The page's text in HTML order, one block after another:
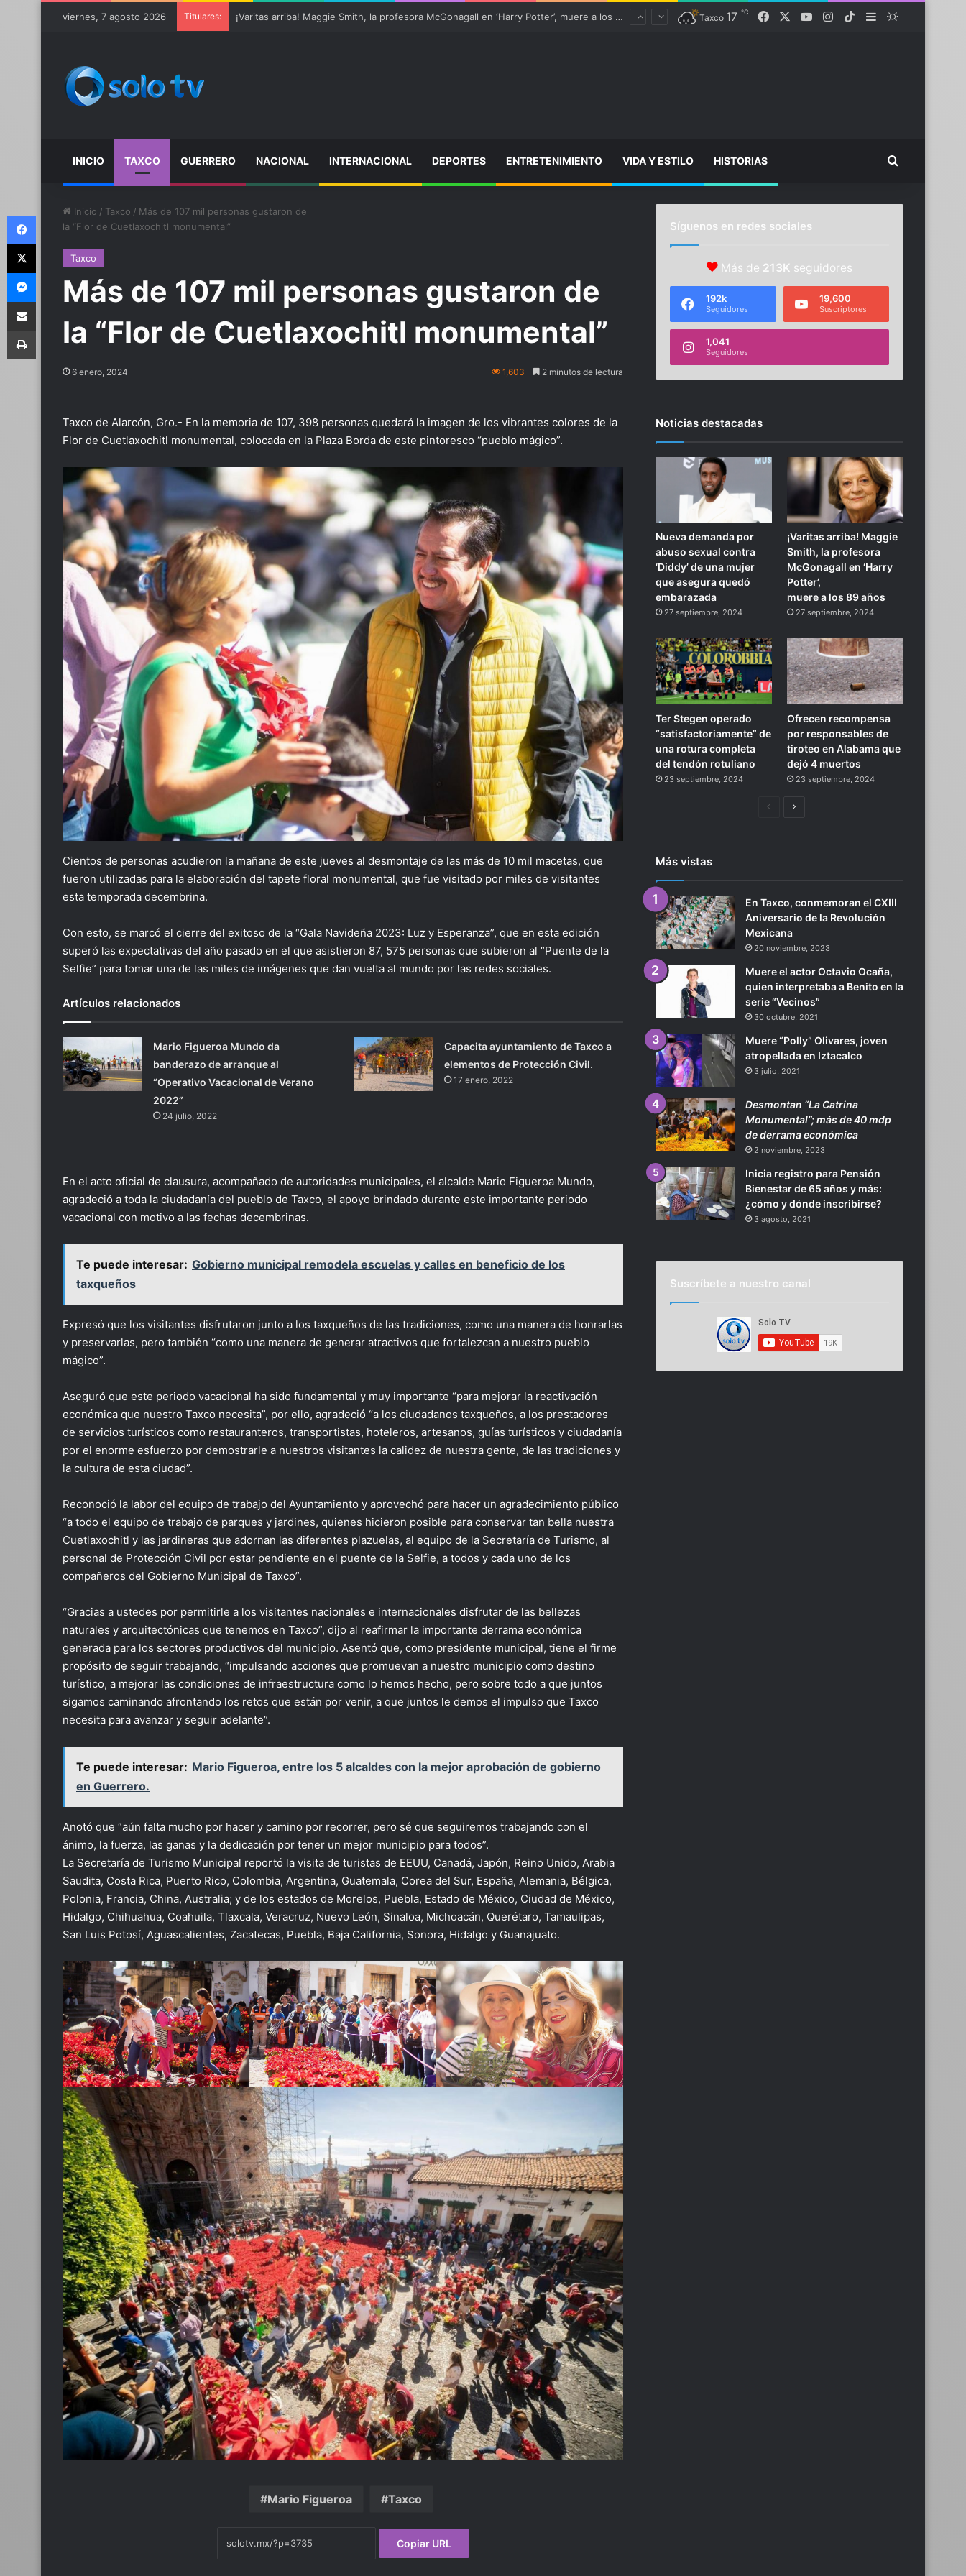
viernes, 7 agosto 2026 Titulares: Ter Stegen operado “satisfactoriamente” de una rotura completa del tendón rotuliano Taxco 17 ℃ FacebookYouTubeInstagram
TikTokSidebarSwitch skin
INICIO TAXCO GUERRERO NACIONAL INTERNACIONAL DEPORTES ENTRETENIMIENTO VIDA Y ESTILO HISTORIAS Buscar...
Inicio / Taxco / Más de 107 mil personas gustaron de
la “Flor de Cuetlaxochitl monumental”
Taxco
Más de 107 mil personas gustaron de
la “Flor de Cuetlaxochitl monumental”
6 enero, 2024 1,603 2 minutos de lectura
Taxco de Alarcón, Gro.- En la memoria de 107, 398 personas quedará la imagen de los vibrantes colores de la
Flor de Cuetlaxochitl monumental, colocada en la Plaza Borda de este pintoresco “pueblo mágico”.
Cientos de personas acudieron la mañana de este jueves al desmontaje de las más de 10 mil macetas, que
fueron utilizadas para la elaboración del tapete floral monumental, que fue visitado por miles de visitantes
esta temporada decembrina.
Con esto, se marcó el cierre del exitoso de la “Gala Navideña 2023: Luz y Esperanza”, que en esta edición
superó las expectativas del año pasado en el que asistieron 87, 575 personas que subieron al “Puente de la
Selfie” para tomar una de las miles de imágenes que dan vuelta al mundo por las redes sociales.
Artículos relacionados
Mario Figueroa Mundo da
banderazo de arranque al
“Operativo Vacacional de Verano
2022”
24 julio, 2022
Capacita ayuntamiento de Taxco a
elementos de Protección Civil.
17 enero, 2022
En el acto oficial de clausura, acompañado de autoridades municipales, el alcalde Mario Figueroa Mundo,
agradeció a toda la ciudadanía del pueblo de Taxco, el apoyo brindado durante este importante periodo
vacacional con motivo a las fechas decembrinas.
Te puede interesar: Gobierno municipal remodela escuelas y calles en beneficio de los
taxqueños
Expresó que los visitantes disfrutaron junto a los taxqueños de las tradiciones, como una manera de honrarlas
y preservarlas, pero también “como una manera de generar atractivos que fortalezcan a nuestro pueblo
mágico”.
Aseguró que este periodo vacacional ha sido fundamental y muy importante “para mejorar la reactivación
económica que nuestro Taxco necesita”, por ello, agradeció “a los ciudadanos taxqueños, a los prestadores
de servicios turísticos como restauranteros, transportistas, hoteleros, artesanos, guías turísticos y ciudadanía
por el enorme esfuerzo por demostrarle a nuestros visitantes la calidez de nuestra gente, de las tradiciones y
la cultura de esta ciudad”.
Reconoció la labor del equipo de trabajo del Ayuntamiento y aprovechó para hacer un agradecimiento público
“a todo el equipo de trabajo de parques y jardines, quienes hicieron posible para conservar tan bella nuestra
Cuetlaxochitl y las jardineras que adornan las diferentes plazuelas, al equipo de la Secretaría de Turismo, al
personal de Protección Civil por estar pendiente en el puente de la Selfie, a todos y cada uno de los
compañeros del Gobierno Municipal de Taxco”.
“Gracias a ustedes por permitirle a los visitantes nacionales e internacionales disfrutar de las bellezas
naturales y arquitectónicas que tenemos en Taxco”, dijo al reafirmar la importante derrama económica
generada para los sectores productivos del municipio. Asentó que, como presidente municipal, tiene el firme
propósito de seguir trabajando, “impulsando acciones que promuevan a nuestro municipio como destino
turístico, a mejorar las condiciones de infraestructura como lo hemos hecho, pero sobre todo a que juntos
sigamos caminando afrontando los retos que están por venir, a que juntos le demos el impulso que Taxco
necesita para avanzar y seguir adelante”.
Te puede interesar: Mario Figueroa, entre los 5 alcaldes con la mejor aprobación de gobierno
en Guerrero.
Anotó que “aún falta mucho por hacer y camino por recorrer, pero sé que seguiremos trabajando con el
ánimo, la fuerza, las ganas y la dedicación por tener un mejor municipio para todos”.
La Secretaría de Turismo Municipal reportó la visita de turistas de EEUU, Canadá, Japón, Reino Unido, Arabia
Saudita, Costa Rica, Puerto Rico, Colombia, Argentina, Guatemala, Corea del Sur, España, Alemania, Bélgica,
Polonia, Francia, China, Australia; y de los estados de Morelos, Puebla, Estado de México, Ciudad de México,
Hidalgo, Chihuahua, Coahuila, Tlaxcala, Veracruz, Nuevo León, Sinaloa, Michoacán, Querétaro, Tamaulipas,
San Luis Potosí, Aguascalientes, Zacatecas, Puebla, Baja California, Sonora, Hidalgo y Guanajuato.
Mario Figueroa Taxco
Copiar URL
Síguenos en redes sociales
Más de 213K seguidores
192k
Seguidores
19,600
Suscriptores
1,041
Seguidores
Noticias destacadas
Nueva demanda por
abuso sexual contra
‘Diddy’ de una mujer
que asegura quedó
embarazada
27 septiembre, 2024
¡Varitas arriba! Maggie
Smith, la profesora
McGonagall en ‘Harry
Potter’,
muere a los 89 años
27 septiembre, 2024
Ter Stegen operado
“satisfactoriamente” de
una rotura completa
del tendón rotuliano
23 septiembre, 2024
Ofrecen recompensa
por responsables de
tiroteo en Alabama que
dejó 4 muertos
23 septiembre, 2024
PáginaSiguiente
Más vistas
En Taxco, conmemoran el CXIII
Aniversario de la Revolución
Mexicana
20 noviembre, 2023
Muere el actor Octavio Ocaña,
quien interpretaba a Benito en la
serie “Vecinos”
30 octubre, 2021
Muere “Polly” Olivares, joven
atropellada en Iztacalco
3 julio, 2021
Desmontan “La Catrina
Monumental”; más de 40 mdp
de derrama económica
2 noviembre, 2023
Inicia registro para Pensión
Bienestar de 65 años y más:
¿cómo y dónde inscribirse?
3 agosto, 2021
Suscríbete a nuestro canal
Facebook
X
Messenger
Compartir por email